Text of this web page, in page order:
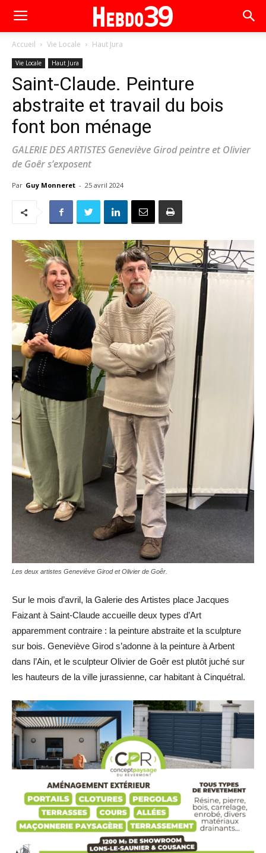
Accueil Vie Locale Haut Jura
Vie Locale Haut Jura
Saint-Claude. Peinture
abstraite et travail du bois
font bon ménage
GALERIE DES ARTISTES Geneviève Girod peintre et Olivier
de Goêr s’exposent
Par Guy Monneret - 25 avril 2024
Les deux artistes Geneviève Girod et Olivier de Goêr.
Sur le mois d’avril, la Galerie des Artistes place Jacques
Faizant à Saint-Claude accueille deux types d’Art
apparemment contraire : la peinture abstraite et la sculpture
sur bois. Geneviève Girod s’adonne à la peinture à Arbent
dans l’Ain, et le sculpteur Olivier de Goêr est plutôt juché sur
les hauteurs de la ville jurassienne, car habitant à Cinquétral.